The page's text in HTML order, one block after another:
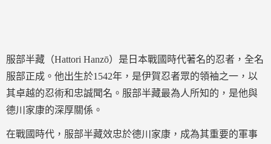
服部半藏（Hattori Hanzō）是日本戰國時代著名的忍者，全名
服部正成。他出生於1542年，是伊賀忍者眾的領袖之一，以
其卓越的忍術和忠誠聞名。服部半藏最為人所知的，是他與
德川家康的深厚關係。
在戰國時代，服部半藏效忠於德川家康，成為其重要的軍事